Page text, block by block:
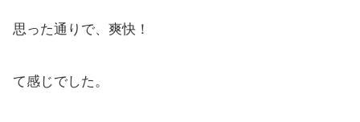
思った通りで、爽快！
て感じでした。